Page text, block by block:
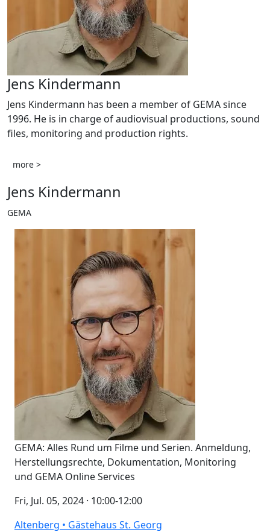
Jens Kindermann
Jens Kindermann has been a member of GEMA since
1996. He is in charge of audiovisual productions, sound
files, monitoring and production rights.
more >
Jens Kindermann
GEMA
GEMA: Alles Rund um Filme und Serien. Anmeldung,
Herstellungsrechte, Dokumentation, Monitoring
und GEMA Online Services
Fri, Jul. 05, 2024 · 10:00-12:00
Altenberg • Gästehaus St. Georg